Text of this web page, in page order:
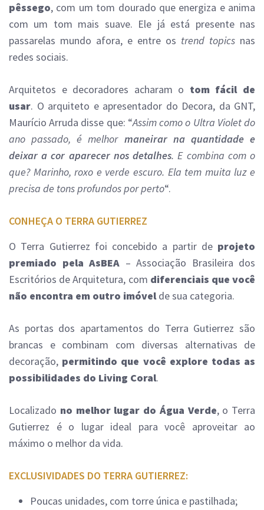
pêssego, com um tom dourado que energiza e anima
com um tom mais suave. Ele já está presente nas
passarelas mundo afora, e entre os trend topics nas
redes sociais.
Arquitetos e decoradores acharam o tom fácil de
usar. O arquiteto e apresentador do Decora, da GNT,
Maurício Arruda disse que: “Assim como o Ultra Violet do
ano passado, é melhor maneirar na quantidade e
deixar a cor aparecer nos detalhes. E combina com o
que? Marinho, roxo e verde escuro. Ela tem muita luz e
precisa de tons profundos por perto“.
CONHEÇA O TERRA GUTIERREZ
O Terra Gutierrez foi concebido a partir deprojeto
premiado pela AsBEA – Associação Brasileira dos
Escritórios de Arquitetura, com diferenciais que você
não encontra em outro imóvelde sua categoria.
As portas dos apartamentos do Terra Gutierrez são
brancas e combinam com diversas alternativas de
decoração, permitindo que você explore todas as
possibilidades do Living Coral.
Localizado no melhor lugar do Água Verde, o Terra
Gutierrez é o lugar ideal para você aproveitar ao
máximo o melhor da vida.
EXCLUSIVIDADES DO TERRA GUTIERREZ:
Poucas unidades, com torre única e pastilhada;